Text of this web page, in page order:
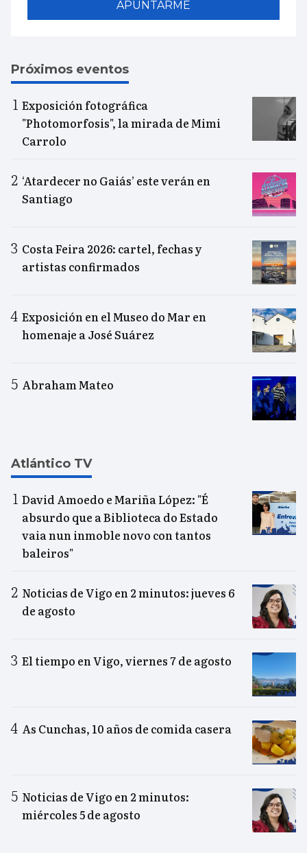
APUNTARME
Próximos eventos
Exposición fotográfica
"Photomorfosis", la mirada de Mimi
Carrolo
‘Atardecer no Gaiás’ este verán en
Santiago
Costa Feira 2026: cartel, fechas y
artistas confirmados
Exposición en el Museo do Mar en
homenaje a José Suárez
Abraham Mateo
Atlántico TV
David Amoedo e Mariña López: "É
absurdo que a Biblioteca do Estado
vaia nun inmoble novo con tantos
baleiros"
Noticias de Vigo en 2 minutos: jueves 6
de agosto
El tiempo en Vigo, viernes 7 de agosto
As Cunchas, 10 años de comida casera
Noticias de Vigo en 2 minutos:
miércoles 5 de agosto